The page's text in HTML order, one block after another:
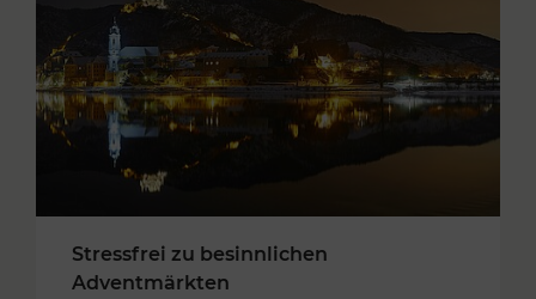
Stressfrei zu besinnlichen
Adventmärkten